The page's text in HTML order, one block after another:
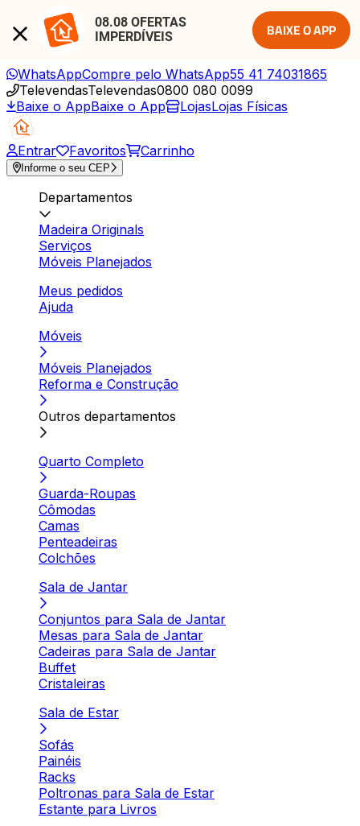
08.08 OFERTAS
IMPERDÍVEIS
BAIXE O APP
WhatsAppCompre pelo WhatsApp55 41 74031865
TelevendasTelevendas0800 080 0099
Baixe o AppBaixe o App LojasLojas Físicas
Entrar Favoritos Carrinho
Informe o seu CEP
Departamentos
Madeira Originals
Serviços
Móveis Planejados
Meus pedidos
Ajuda
Móveis
Móveis Planejados
Reforma e Construção
Outros departamentos
Quarto Completo
Guarda-Roupas
Cômodas
Camas
Penteadeiras
Colchões
Sala de Jantar
Conjuntos para Sala de Jantar
Mesas para Sala de Jantar
Cadeiras para Sala de Jantar
Buffet
Cristaleiras
Sala de Estar
Sofás
Painéis
Racks
Poltronas para Sala de Estar
Estante para Livros